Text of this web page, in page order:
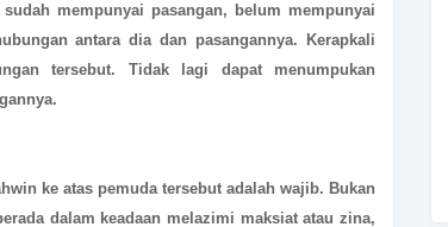
mempunyai pasangan, belum mempunyai
antara dia dan pasangannya. Kerapkali
tersebut. Tidak lagi dapat menumpukan
ke atas pemuda tersebut adalah wajib. Bukan
dalam keadaan melazimi maksiat atau zina,